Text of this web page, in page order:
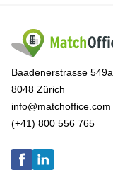
Baadenerstrasse 549a
8048 Zürich
info@matchoffice.com
(+41) 800 556 765